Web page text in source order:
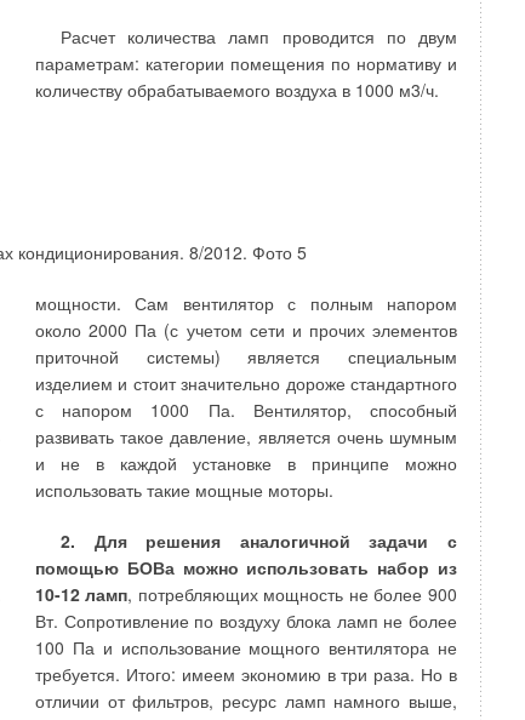
Расчет количества ламп проводится по двум
параметрам: категории помещения по нормативу и
количеству обрабатываемого воздуха в 1000 м3/ч.
мощности. Сам вентилятор с полным напором
около 2000 Па (с учетом сети и прочих элементов
приточной системы) является специальным
изделием и стоит значительно дороже стандартного
с напором 1000 Па. Вентилятор, способный
развивать такое давление, является очень шумным
и не в каждой установке в принципе можно
использовать такие мощные моторы.
2. Для решения аналогичной задачи с
помощью БОВа можно использовать набор из
10-12 ламп, потребляющих мощность не более 900
Вт. Сопротивление по воздуху блока ламп не более
100 Па и использование мощного вентилятора не
требуется. Итого: имеем экономию в три раза. Но в
отличии от фильтров, ресурс ламп намного выше,
используют контактно-стыковую сварку. Нужно
специальных технологических режимов.
Например, при периоде сварки около секунды
параметры подвода тока задаются строго
функционально в зависимости от времени.
При таком соединении секций, то есть без
применения резьбового соединения с ниппелем и
без использования материалов с низким
показателем стойкости к нагрузкам —
отопительный прибор может выдерживать
существенно более высокое давление, сохраняя
герметичность.
Учитывая, что в системе отопления часто
используют различные устройства и компоненты с
рабочим давлением до 10 атм, монолитный